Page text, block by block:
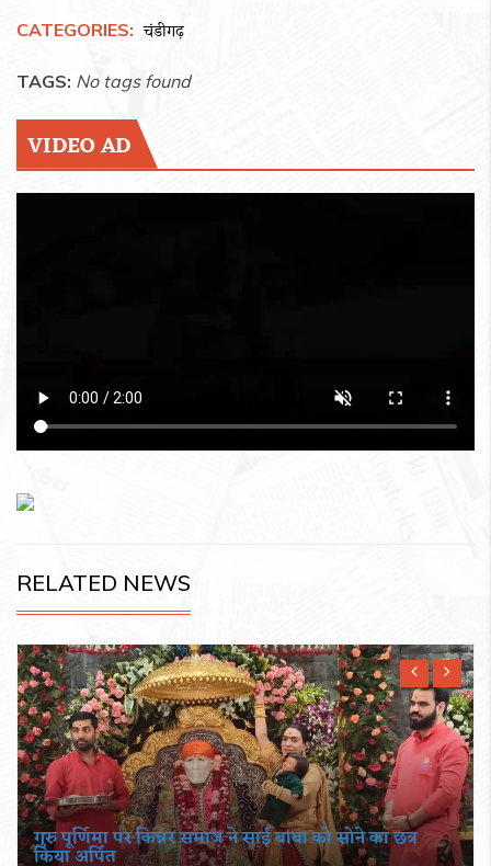
CATEGORIES: चंडीगढ़
TAGS: No tags found
VIDEO AD
RELATED NEWS
गुरु पूर्णिमा पर किन्नर समाज ने साईं बाबा को सोने का छत्र
किया अर्पित